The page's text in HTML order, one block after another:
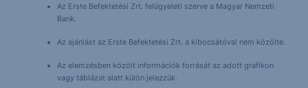
Az Erste Befektetési Zrt. felügyeleti szerve a Magyar Nemzeti
Bank.
Az ajánlást az Erste Befektetési Zrt. a kibocsátóval nem közölte.
Az elemzésben közölt információk forrását az adott grafikon
vagy táblázat alatt külön jelezzük.